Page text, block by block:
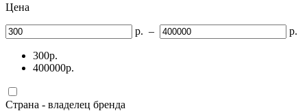
Цена
р. – р.
300р.
400000р.
Страна - владелец бренда